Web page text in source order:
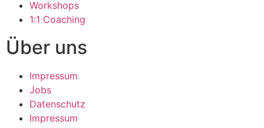
Workshops
1:1 Coaching
Über uns
Impressum
Jobs
Datenschutz
Impressum